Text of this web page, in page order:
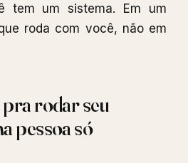
tem um sistema. Em um
roda com você, não em
rodar seu
pessoa só